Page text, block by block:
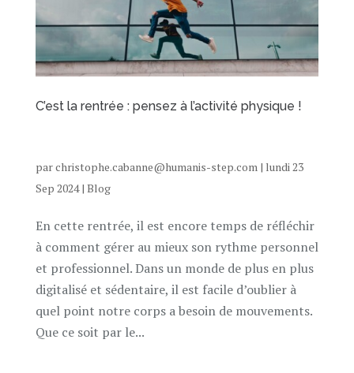
C’est la rentrée : pensez à l’activité physique !
parchristophe.cabanne@humanis-step.com | lundi 23
Sep 2024| Blog
En cette rentrée, il est encore temps de réfléchir
à comment gérer au mieux son rythme personnel
et professionnel. Dans un monde de plus en plus
digitalisé et sédentaire, il est facile d’oublier à
quel point notre corps a besoin de mouvements.
Que ce soit par le...